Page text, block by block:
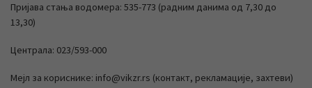
Пријава стања водомера: 535-773 (радним данима од 7,30 до
13,30)
Централа: 023/593-000
Мејл за кориснике: info@vikzr.rs (контакт, рекламације, захтеви)